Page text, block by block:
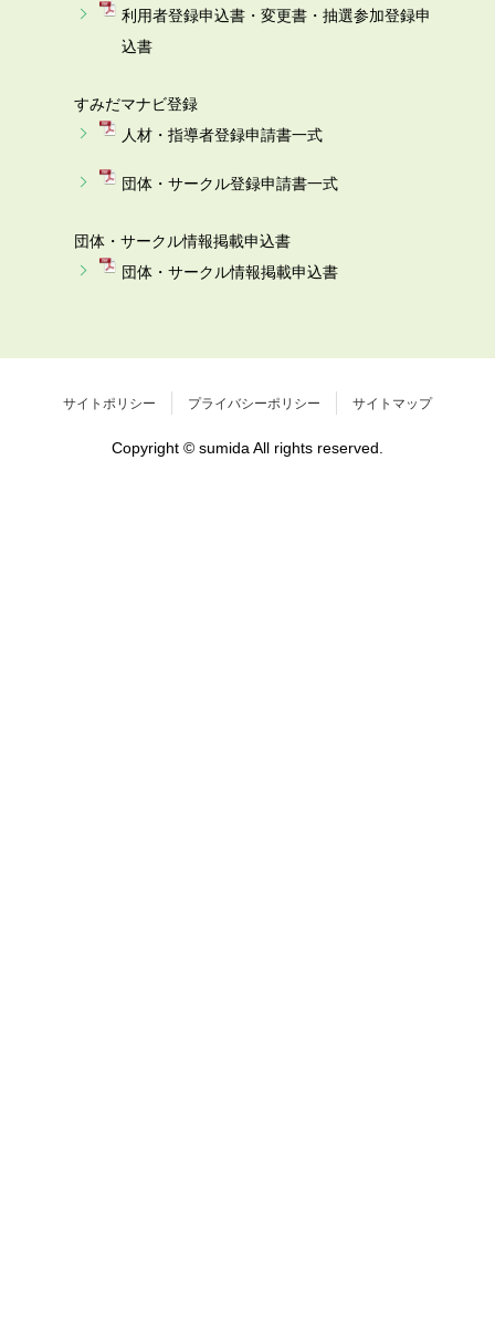
利用者登録申込書・変更書・抽選参加登録申
込書
すみだマナビ登録
人材・指導者登録申請書一式
団体・サークル登録申請書一式
団体・サークル情報掲載申込書
団体・サークル情報掲載申込書
サイトポリシー プライバシーポリシー サイトマップ
Copyright © sumida All rights reserved.